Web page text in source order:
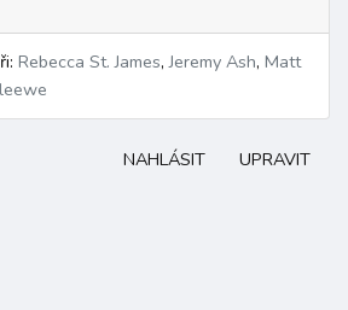
Rebecca St. James, Jeremy Ash, Matt
NAHLÁSIT UPRAVIT